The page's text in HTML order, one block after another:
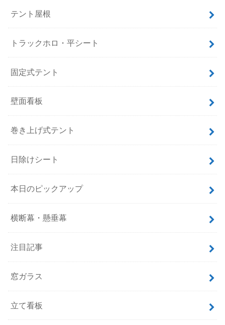
テント屋根
トラックホロ・平シート
固定式テント
壁面看板
巻き上げ式テント
日除けシート
本日のピックアップ
横断幕・懸垂幕
注目記事
窓ガラス
立て看板